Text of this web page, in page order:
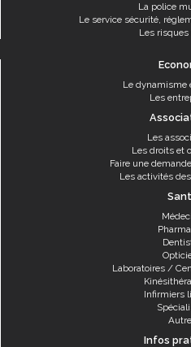
La police
Le service sécurité,
Les
Le dynamisme
Les
Les
Les droits et
Faire une
Les activités
Laboratoires /
Infirmiers
Infos